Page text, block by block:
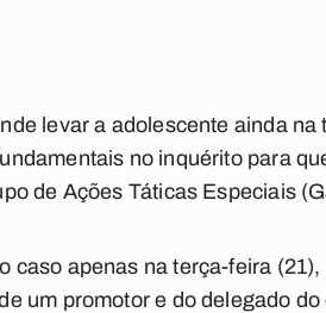
levar a adolescente ainda
no inquérito para
de Ações Táticas Especiais
caso apenas na terça-feira
um promotor e do delegado